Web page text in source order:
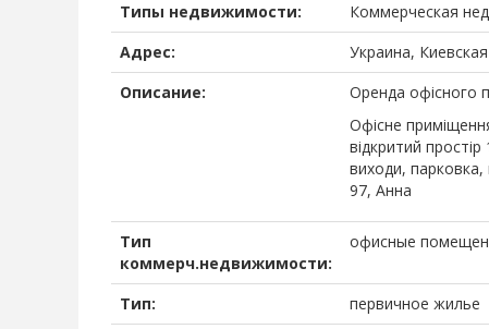
Типы недвижимости:
Коммерческая
Адрес:
Украина,
Описание:
Оренда офісного
Офісне
відкритий
виходи,
97, Анна
Тип
коммерч.недвижимости:
офисные
Тип:
первичное жилье